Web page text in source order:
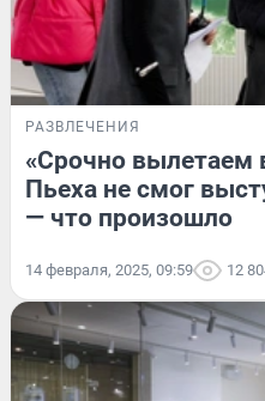
РАЗВЛЕЧЕНИЯ
«Срочно вылетаем
Пьеха не смог
— что произошло
14 февраля, 2025, 09:59 12